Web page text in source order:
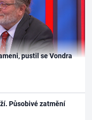
pustil se Vondra
Působivé zatmění